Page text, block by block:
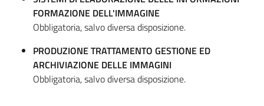
FORMAZIONE DELL'IMMAGINE
Obbligatoria, salvo diversa disposizione.
PRODUZIONE TRATTAMENTO GESTIONE ED
ARCHIVIAZIONE DELLE IMMAGINI
Obbligatoria, salvo diversa disposizione.